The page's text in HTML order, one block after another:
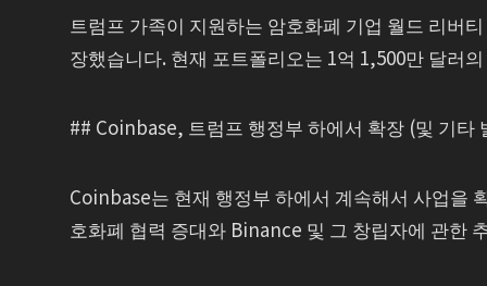
트럼프 가족이 지원하는 암호화폐 기업 월드 리버
장했습니다. 현재 포트폴리오는 1억 1,500만 달러
## Coinbase, 트럼프 행정부 하에서 확장 (및 기타
Coinbase는 현재 행정부 하에서 계속해서 사업을
호화폐 협력 증대와 Binance 및 그 창립자에 관한